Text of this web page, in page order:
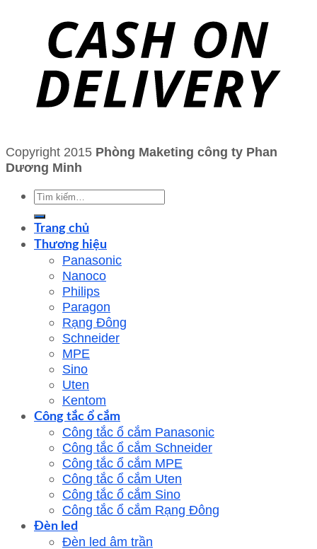
Copyright 2015 Phòng Maketing công ty Phan
Dương Minh
Tìm
kiếm:
Trang chủ
Thương hiệu
Panasonic
Nanoco
Philips
Paragon
Rạng Đông
Schneider
MPE
Sino
Uten
Kentom
Công tắc ổ cắm
Công tắc ổ cắm Panasonic
Công tắc ổ cắm Schneider
Công tắc ổ cắm MPE
Công tắc ổ cắm Uten
Công tắc ổ cắm Sino
Công tắc ổ cắm Rạng Đông
Đèn led
Đèn led âm trần